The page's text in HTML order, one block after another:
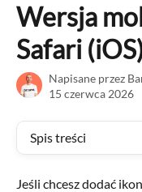
Wersja
Safari
Napisane przez
15 czerwca 2026
Spis treści
Jeśli chcesz dodać